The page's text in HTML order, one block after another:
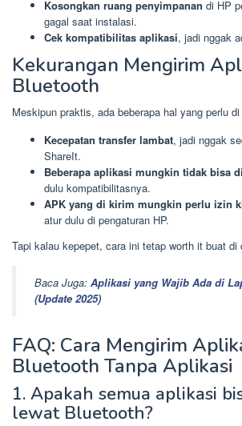
Kosongkan ruang penyimpanan di HP
gagal saat instalasi.
Cek kompatibilitas aplikasi, jadi nggak
Kekurangan Mengirim
Bluetooth
Meskipun praktis, ada beberapa hal yang perlu
Kecepatan transfer lambat, jadi nggak
ShareIt.
Beberapa aplikasi mungkin tidak bisa
dulu kompatibilitasnya.
APK yang di kirim mungkin perlu izin
atur dulu di pengaturan HP.
Tapi kalau kepepet, cara ini tetap worth it buat di
Baca Juga: Aplikasi yang Wajib Ada di
(Update 2025)
FAQ: Cara Mengirim
Bluetooth Tanpa Aplikasi
1. Apakah semua aplikasi
lewat Bluetooth?